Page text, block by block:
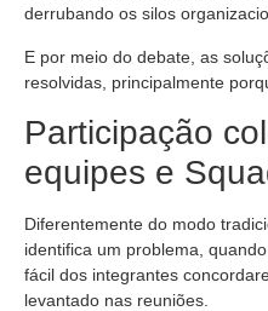
derrubando os silos
E por meio do debate, as
resolvidas, principalmente
Participação
equipes e
Diferentemente do modo
identifica um problema,
fácil dos integrantes
levantado nas reuniões.